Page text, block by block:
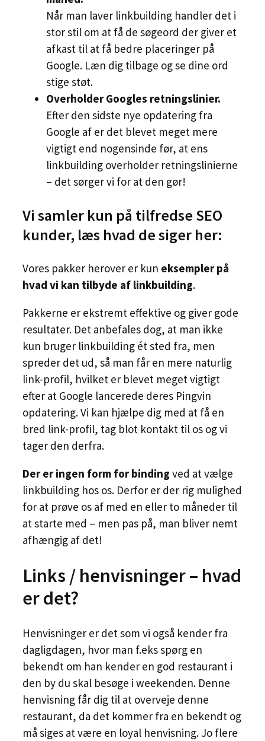
Når man laver linkbuilding handler det i
stor stil om at få de søgeord der giver et
afkast til at få bedre placeringer på
Google. Læn dig tilbage og se dine ord
stige støt.
Overholder Googles retningslinier.
Efter den sidste nye opdatering fra
Google af er det blevet meget mere
vigtigt end nogensinde før, at ens
linkbuilding overholder retningslinierne
– det sørger vi for at den gør!
Vi samler kun på tilfredse SEO
kunder, læs hvad de siger her:
Vores pakker herover er kun eksempler på
hvad vi kan tilbyde af linkbuilding.
Pakkerne er ekstremt effektive og giver gode
resultater. Det anbefales dog, at man ikke
kun bruger linkbuilding ét sted fra, men
spreder det ud, så man får en mere naturlig
link-profil, hvilket er blevet meget vigtigt
efter at Google lancerede deres Pingvin
opdatering. Vi kan hjælpe dig med at få en
bred link-profil, tag blot kontakt til os og vi
tager den derfra.
Der er ingen form for binding ved at vælge
linkbuilding hos os. Derfor er der rig mulighed
for at prøve os af med en eller to måneder til
at starte med – men pas på, man bliver nemt
afhængig af det!
Links / henvisninger – hvad
er det?
Henvisninger er det som vi også kender fra
dagligdagen, hvor man f.eks spørg en
bekendt om han kender en god restaurant i
den by du skal besøge i weekenden. Denne
henvisning får dig til at overveje denne
restaurant, da det kommer fra en bekendt og
må siges at være en loyal henvisning. Jo flere